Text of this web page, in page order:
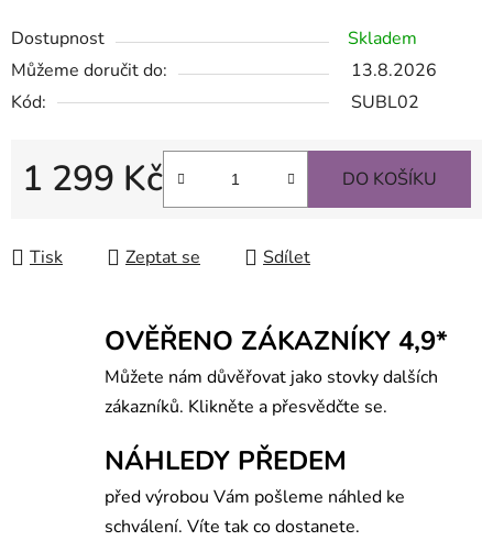
Dostupnost
Skladem
Můžeme doručit do:
13.8.2026
Kód:
SUBL02
1 299 Kč DO KOŠÍKU
Tisk Zeptat se Sdílet
OVĚŘENO ZÁKAZNÍKY 4,9*
Můžete nám důvěřovat jako stovky dalších
zákazníků. Klikněte a přesvědčte se.
NÁHLEDY PŘEDEM
před výrobou Vám pošleme náhled ke
schválení. Víte tak co dostanete.